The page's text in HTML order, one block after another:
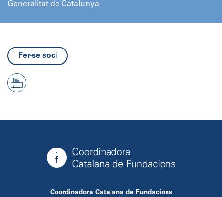
Generalitat de Catalunya
Fer-se soci
Coordinadora Catalana de Fundacions